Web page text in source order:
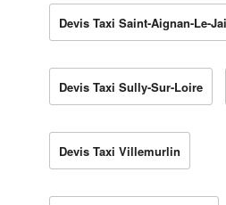
Devis Taxi Saint-Aignan-Le-
Devis Taxi Sully-Sur-Loire
Devis Taxi Villemurlin